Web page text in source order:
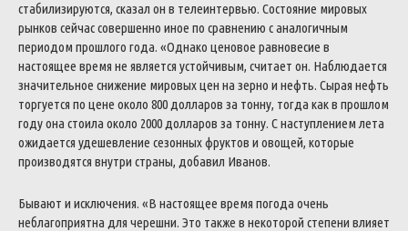
стабилизируются, сказал он в телеинтервью. Состояние мировых
рынков сейчассовершенно иное по сравнению саналогичным
периодом прошлого года. «Однако ценовое равновесие в
настоящее время не является устойчивым, считает он. Наблюдается
значительное снижение мировыхцен на зерно и нефть. Сырая нефть
торгуется по цене около 800 долларов за тонну, тогда какв прошлом
годуона стоила около 2000 долларов за тонну. Снаступлением лета
ожидается удешевление сезонныхфруктов и овощей, которые
производятся внутри страны, добавил Иванов.
Бывают и исключения. «В настоящее время погода очень
неблагоприятна для черешни. Это также в некоторой степени влияет